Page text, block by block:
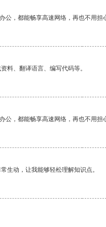
，都能畅享高速网络，再也不用担
料、翻译语言、编写代码等。
，都能畅享高速网络，再也不用
生动，让我能够轻松理解知识点。